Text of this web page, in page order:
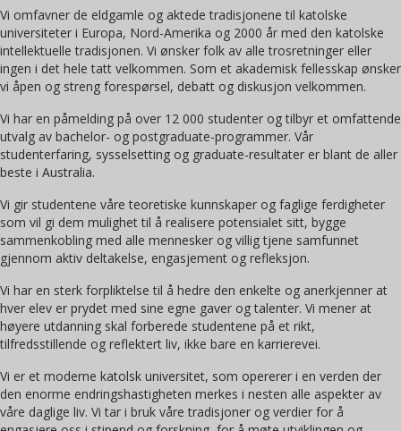
Vi omfavner de eldgamle og aktede tradisjonene til katolske
universiteter i Europa, Nord-Amerika og 2000 år med den katolske
intellektuelle tradisjonen. Vi ønsker folk av alle trosretninger eller
ingen i det hele tatt velkommen. Som et akademisk fellesskap ønsker
vi åpen og streng forespørsel, debatt og diskusjon velkommen.
Vi har en påmelding på over 12 000 studenter og tilbyr et omfattende
utvalg av bachelor- og postgraduate-programmer. Vår
studenterfaring, sysselsetting og graduate-resultater er blant de aller
beste i Australia.
Vi gir studentene våre teoretiske kunnskaper og faglige ferdigheter
som vil gi dem mulighet til å realisere potensialet sitt, bygge
sammenkobling med alle mennesker og villig tjene samfunnet
gjennom aktiv deltakelse, engasjement og refleksjon.
Vi har en sterk forpliktelse til å hedre den enkelte og anerkjenner at
hver elev er prydet med sine egne gaver og talenter. Vi mener at
høyere utdanning skal forberede studentene på et rikt,
tilfredsstillende og reflektert liv, ikke bare en karrierevei.
Vi er et moderne katolsk universitet, som opererer i en verden der
den enorme endringshastigheten merkes i nesten alle aspekter av
våre daglige liv. Vi tar i bruk våre tradisjoner og verdier for å